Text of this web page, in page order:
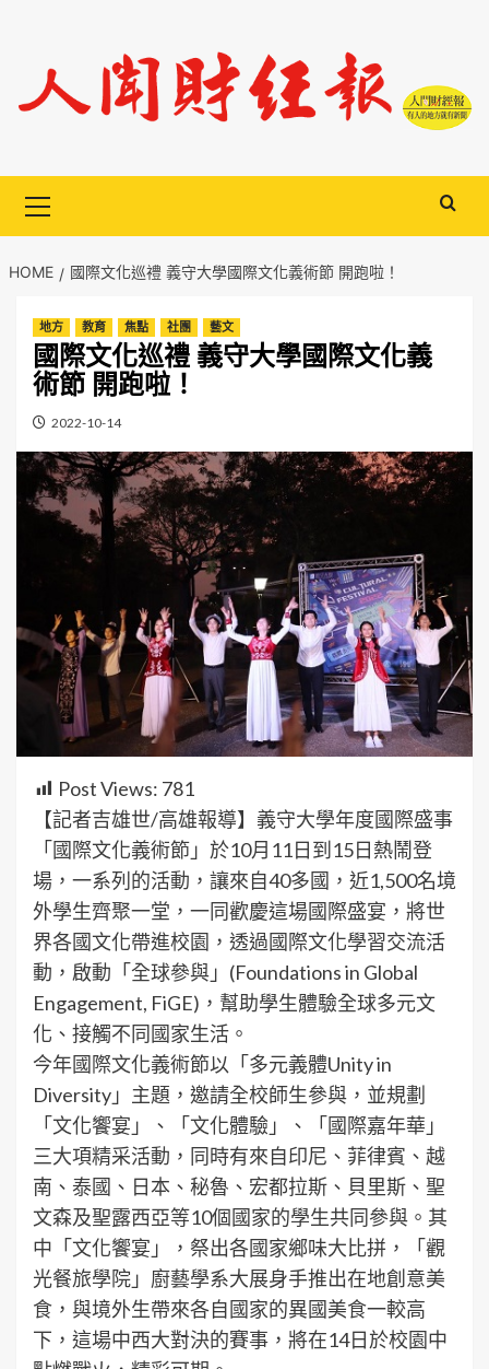
content
Menu
HOME 國際文化巡禮 義守大學國際文化義術節 開跑啦！
地方 教育 焦點 社團 藝文
國際文化巡禮 義守大學國際文化義
術節 開跑啦！
2022-10-14
Post Views: 781
【記者吉雄世/高雄報導】義守大學年度國際盛事
「國際文化義術節」於10月11日到15日熱鬧登
場，一系列的活動，讓來自40多國，近1,500名境
外學生齊聚一堂，一同歡慶這場國際盛宴，將世
界各國文化帶進校園，透過國際文化學習交流活
動，啟動「全球參與」(Foundations in Global
Engagement, FiGE)，幫助學生體驗全球多元文
化、接觸不同國家生活。
今年國際文化義術節以「多元義體Unity in
Diversity」主題，邀請全校師生參與，並規劃
「文化饗宴」、「文化體驗」、「國際嘉年華」
三大項精采活動，同時有來自印尼、菲律賓、越
南、泰國、日本、秘魯、宏都拉斯、貝里斯、聖
文森及聖露西亞等10個國家的學生共同參與。其
中「文化饗宴」，祭出各國家鄉味大比拼，「觀
光餐旅學院」廚藝學系大展身手推出在地創意美
食，與境外生帶來各自國家的異國美食一較高
下，這場中西大對決的賽事，將在14日於校園中